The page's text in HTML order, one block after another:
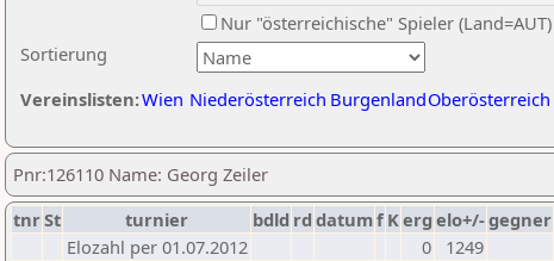
Sortierung
Nur "österreichische" Spieler (Land=AUT)
Vereinslisten:Wien Niederösterreich BurgenlandOberösterreich
Pnr:126110 Name: Georg Zeiler
tnrSt turnier bdld rd datumf Kerg elo+/-gegner
Elozahl per 01.07.2012
0
1249